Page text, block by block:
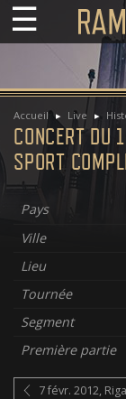
☰
Accueil Live
CONCERT DU
SPORT
Pays
Ville
Lieu
Tournée
Segment
Première partie
7 févr. 2012, Riga